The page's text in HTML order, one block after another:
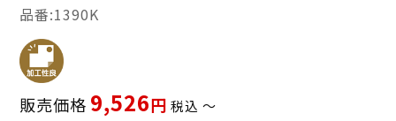
1390K
販売価格 9,526 税込 〜